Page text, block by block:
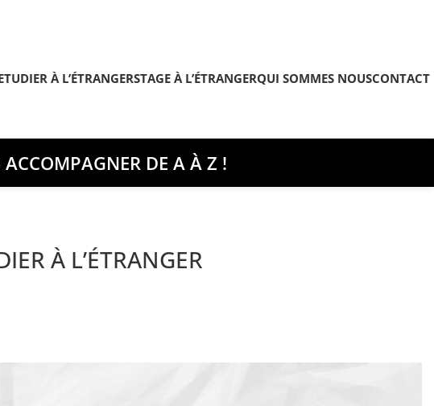
À L’ÉTRANGERSTAGE À L’ÉTRANGERQUI SOMMES NOUSCONTACT
DE A À Z !
À L’ÉTRANGER